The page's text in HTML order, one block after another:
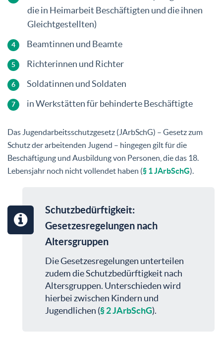
die in Heimarbeit Beschäftigten und die ihnen
Gleichtgestellten)
Beamtinnen und Beamte
Richterinnen und Richter
Soldatinnen und Soldaten
in Werkstätten für behinderte Beschäftigte
Das Jugendarbeitsschutzgesetz (JArbSchG) – Gesetz zum
Schutz der arbeitenden Jugend – hingegen gilt für die
Beschäftigung und Ausbildung von Personen, die das 18.
Lebensjahr noch nicht vollendet haben (§ 1 JArbSchG).
Schutzbedürftigkeit:
Gesetzesregelungen nach
Altersgruppen
Die Gesetzesregelungen unterteilen
zudem die Schutzbedürftigkeit nach
Altersgruppen. Unterschieden wird
hierbei zwischen Kindern und
Jugendlichen (§ 2 JArbSchG).